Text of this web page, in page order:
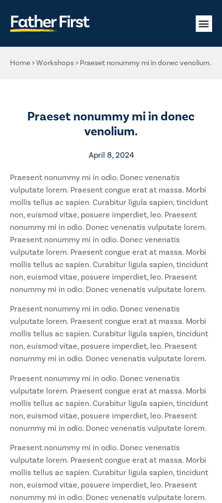
Home>Workshops> Praeset nonummy mi in donec venolium.
Praeset nonummy mi in donec
venolium.
April 8, 2024
Praesent nonummy mi in odio. Donec venenatis
vulputate lorem. Praesent congue erat at massa. Morbi
mollis tellus ac sapien. Curabitur ligula sapien, tincidunt
non, euismod vitae, posuere imperdiet, leo. Praesent
nonummy mi in odio. Donec venenatis vulputate lorem.
Praesent nonummy mi in odio. Donec venenatis
vulputate lorem. Praesent congue erat at massa. Morbi
mollis tellus ac sapien. Curabitur ligula sapien, tincidunt
non, euismod vitae, posuere imperdiet, leo. Praesent
nonummy mi in odio. Donec venenatis vulputate lorem.
Praesent nonummy mi in odio. Donec venenatis
vulputate lorem. Praesent congue erat at massa. Morbi
mollis tellus ac sapien. Curabitur ligula sapien, tincidunt
non, euismod vitae, posuere imperdiet, leo. Praesent
nonummy mi in odio. Donec venenatis vulputate lorem.
Praesent nonummy mi in odio. Donec venenatis
vulputate lorem. Praesent congue erat at massa. Morbi
mollis tellus ac sapien. Curabitur ligula sapien, tincidunt
non, euismod vitae, posuere imperdiet, leo. Praesent
nonummy mi in odio. Donec venenatis vulputate lorem.
Praesent nonummy mi in odio. Donec venenatis
vulputate lorem. Praesent congue erat at massa. Morbi
mollis tellus ac sapien. Curabitur ligula sapien, tincidunt
non, euismod vitae, posuere imperdiet, leo. Praesent
nonummy mi in odio. Donec venenatis vulputate lorem.